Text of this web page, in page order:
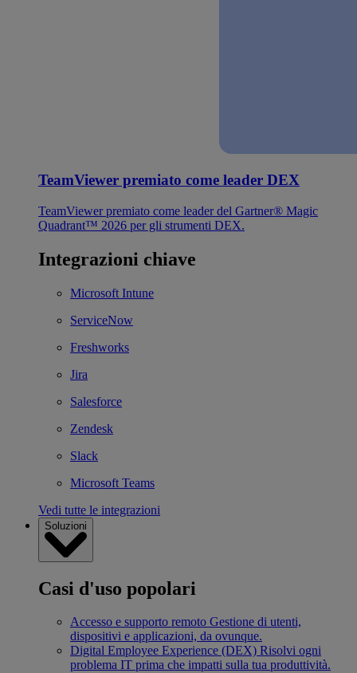
TeamViewer premiato come leader DEX
TeamViewer premiato come leader del Gartner® Magic
Quadrant™ 2026 per gli strumenti DEX.
Integrazioni chiave
Microsoft Intune
ServiceNow
Freshworks
Jira
Salesforce
Zendesk
Slack
Microsoft Teams
Vedi tutte le integrazioni
Soluzioni
Casi d'uso popolari
Accesso e supporto remoto Gestione di utenti,
dispositivi e applicazioni, da ovunque.
Digital Employee Experience (DEX) Risolvi ogni
problema IT prima che impatti sulla tua produttività.